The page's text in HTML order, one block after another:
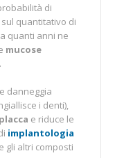
di
quantitativo di
quanti anni ne
mucose
e danneggia
i denti),
placca e riduce le
implantologia
gli altri composti